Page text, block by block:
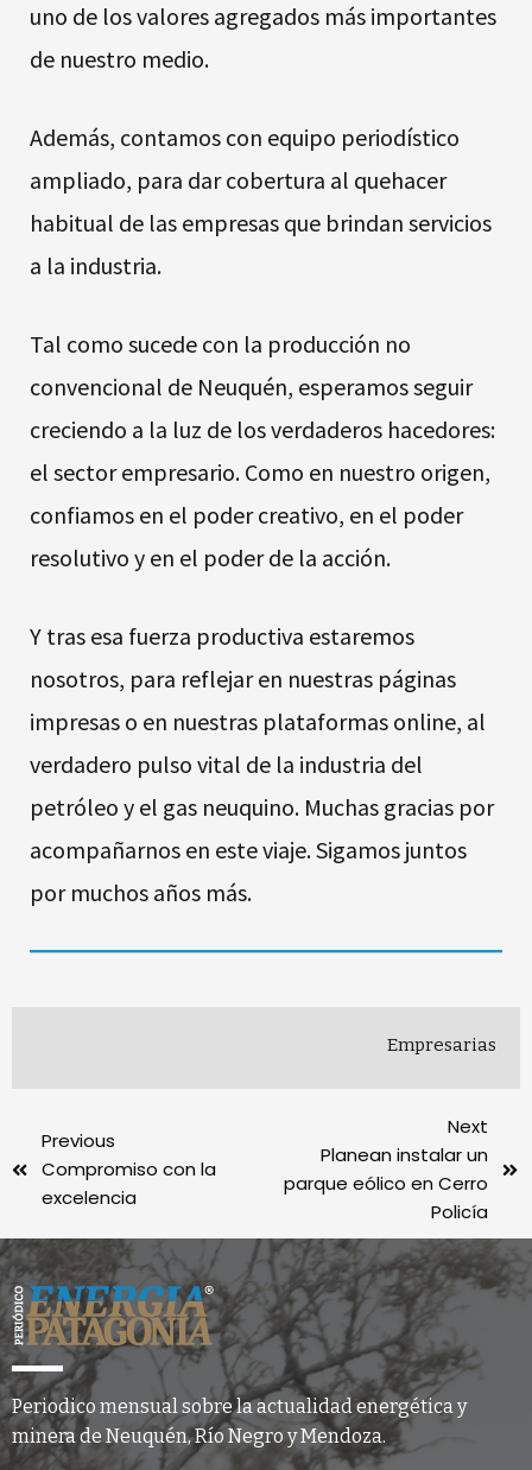
uno de los valores agregados más importantes
de nuestro medio.
Además, contamos con equipo periodístico
ampliado, para dar cobertura al quehacer
habitual de las empresas que brindan servicios
a la industria.
Tal como sucede con la producción no
convencional de Neuquén, esperamos seguir
creciendo a la luz de los verdaderos hacedores:
el sector empresario. Como en nuestro origen,
confiamos en el poder creativo, en el poder
resolutivo y en el poder de la acción.
Y tras esa fuerza productiva estaremos
nosotros, para reflejar en nuestras páginas
impresas o en nuestras plataformas online, al
verdadero pulso vital de la industria del
petróleo y el gas neuquino. Muchas gracias por
acompañarnos en este viaje. Sigamos juntos
por muchos años más.
Empresarias
Previous
Compromiso con la
excelencia
Next
Planean instalar un
parque eólico en Cerro
Policía
Periodico mensual sobre la actualidad energética y
minera de Neuquén, Río Negro y Mendoza.